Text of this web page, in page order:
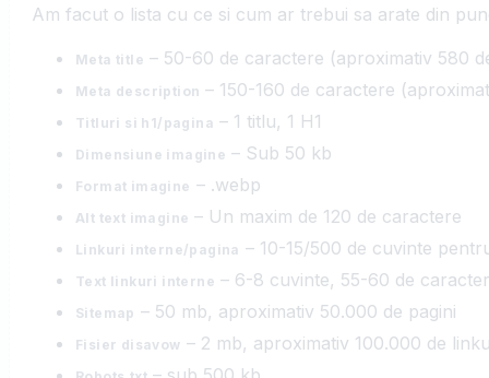
Am facut o lista cu ce si cum ar trebui sa arate din
Meta title – 50-60 de caractere (aproximativ 580
Meta description – 150-160 de caractere
Titluri si h1/pagina – 1 titlu, 1 H1
Dimensiune imagine – Sub 50 kb
Format imagine – .webp
Alt text imagine – Un maxim de 120 de caractere
Linkuri interne/pagina – 10-15/500 de cuvinte
Text linkuri interne – 6-8 cuvinte, 55-60 de
Sitemap – 50 mb, aproximativ 50.000 de pagini
Fisier disavow – 2 mb, aproximativ 100.000 de